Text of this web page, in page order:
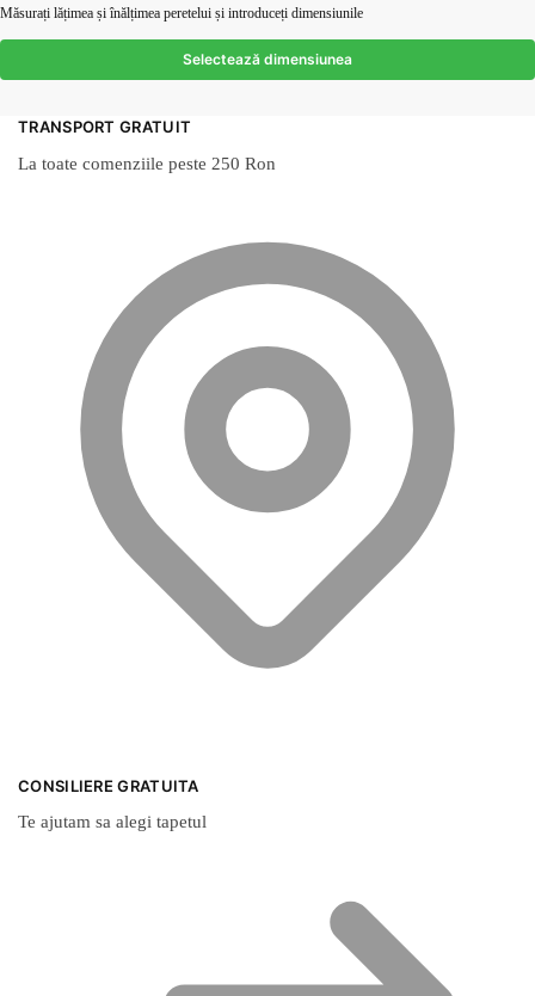
a
este:
Măsurați lățimea și înălțimea peretelui și introduceți dimensiunile
Selectează dimensiunea
TRANSPORT GRATUIT
La toate comenziile peste 250 Ron
CONSILIERE GRATUITA
Te ajutam sa alegi tapetul